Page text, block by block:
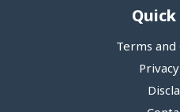
Terms and